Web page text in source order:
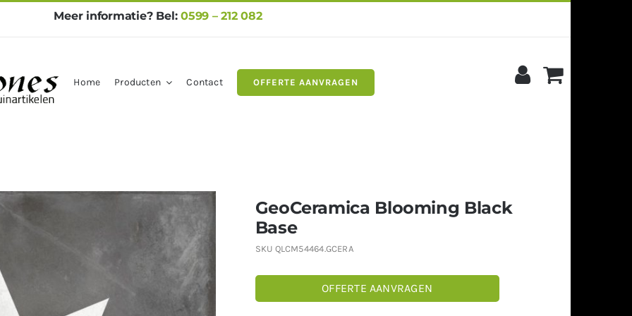
Meer informatie? Bel:0599 – 212 082
Home Producten Contact OFFERTE AANVRAGEN
GeoCeramica Blooming Black
Base
SKU QLCM54464.GCERA
OFFERTE AANVRAGEN